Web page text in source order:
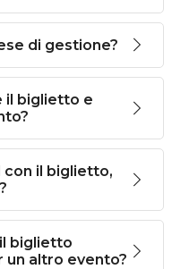
di gestione?
il biglietto e
con il biglietto,
biglietto
un altro evento?